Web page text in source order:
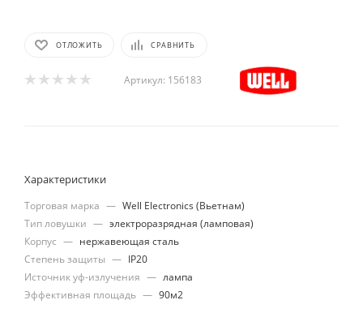
ОТЛОЖИТЬ СРАВНИТЬ
Артикул: 156183
Характеристики
Торговая марка — Well Electronics (Вьетнам)
Тип ловушки — электроразрядная (ламповая)
Корпус — нержавеющая сталь
Степень защиты — IP20
Источник уф-излучения — лампа
Эффективная площадь — 90м2